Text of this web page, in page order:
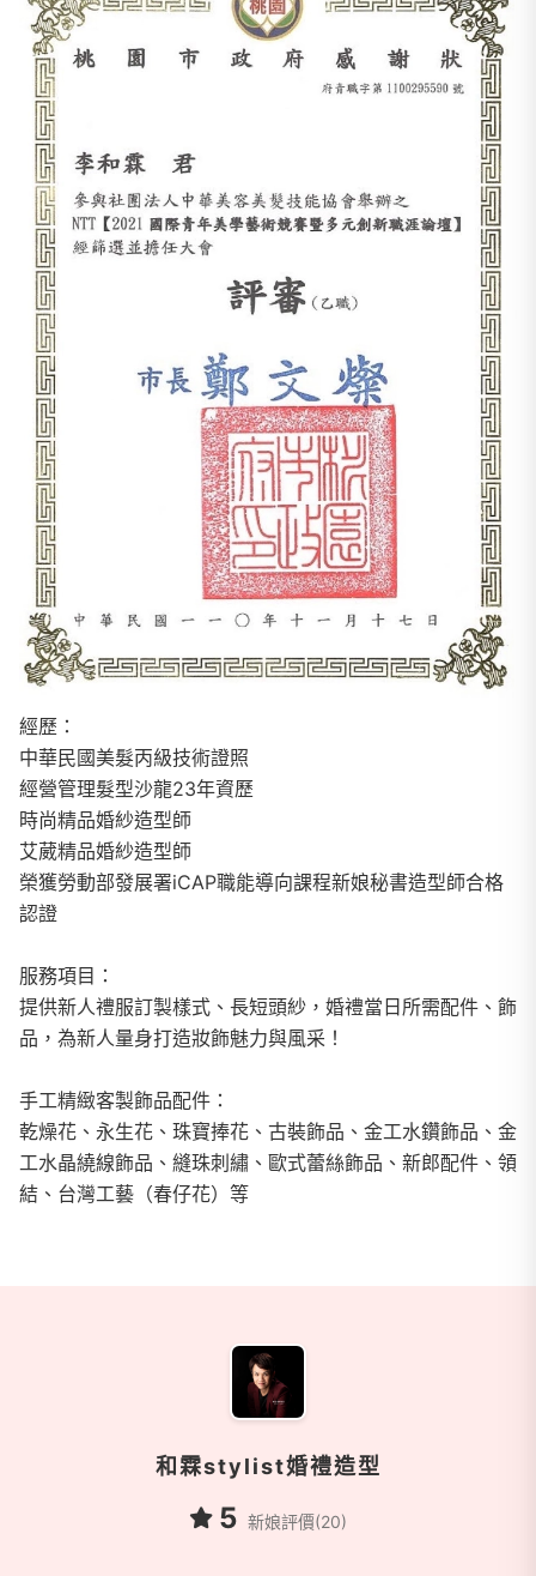
經歷：
中華民國美髮丙級技術證照
經營管理髮型沙龍23年資歷
時尚精品婚紗造型師
艾葳精品婚紗造型師
榮獲勞動部發展署iCAP職能導向課程新娘秘書造型師合格
認證
服務項目：
提供新人禮服訂製樣式、長短頭紗，婚禮當日所需配件、飾
品，為新人量身打造妝飾魅力與風采！
手工精緻客製飾品配件：
乾燥花、永生花、珠寶捧花、古裝飾品、金工水鑽飾品、金
工水晶繞線飾品、縫珠刺繡、歐式蕾絲飾品、新郎配件、領
結、台灣工藝（春仔花）等
和霖stylist婚禮造型
5 新娘評價(20)